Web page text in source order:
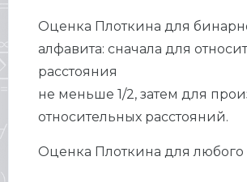
Оценка Плоткина для
алфавита: сначала для
расстояния
не меньше 1/2, затем для
относительных расстояний.
Оценка Плоткина для любого